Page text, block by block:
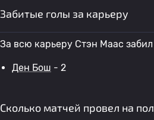
Забитые голы за карьеру
За всю карьеру Стэн Маас забил
Ден Бош - 2
Сколько матчей провел на